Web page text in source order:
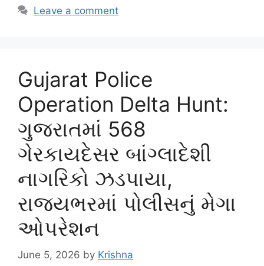
Leave a comment
Gujarat Police
Operation Delta Hunt:
ગુજરાતમાં 568
ગેરકાયદેસર બાંગ્લાદેશી
નાગરિકો ઝડપાયા,
રાજ્યભરમાં પોલીસનું મેગા
ઓપરેશન
June 5, 2026 by Krishna